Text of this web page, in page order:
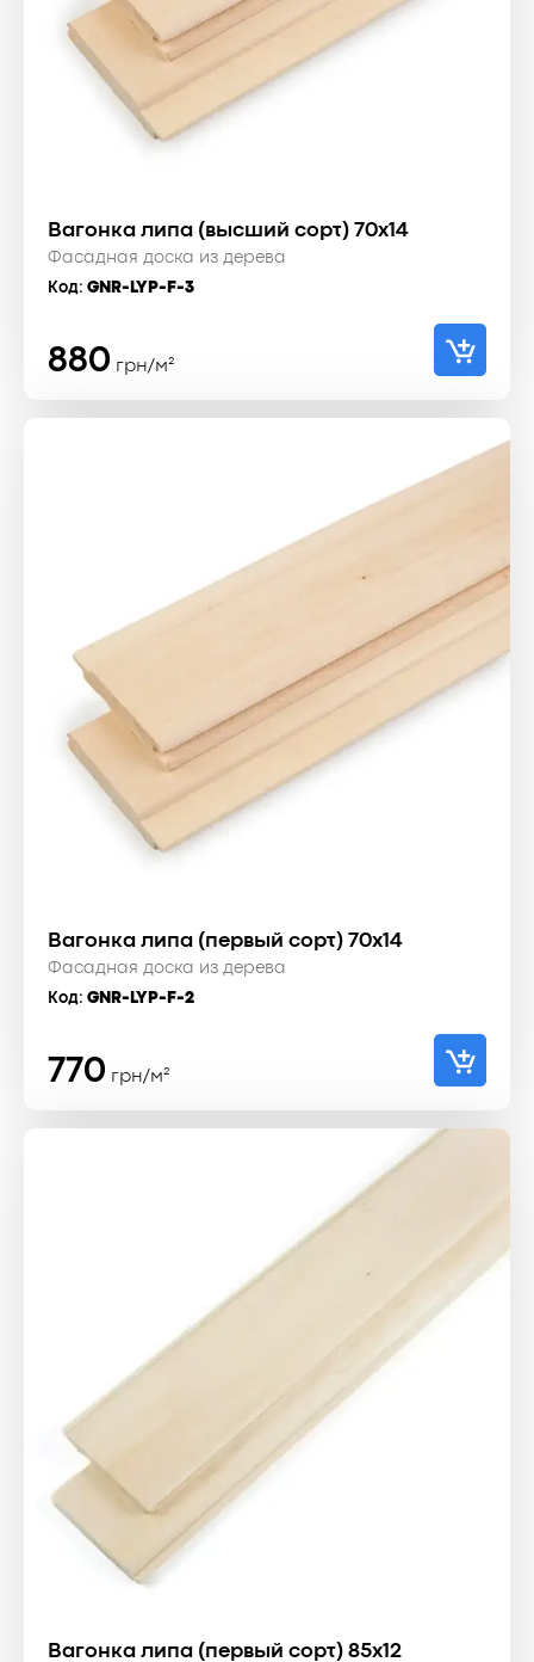
Вагонка липа (высший сорт) 70x14
Фасадная доска из дерева
Код: GNR-LYP-F-3
880 грн/м²
Вагонка липа (первый сорт) 70x14
Фасадная доска из дерева
Код: GNR-LYP-F-2
770 грн/м²
Вагонка липа (первый сорт) 85x12